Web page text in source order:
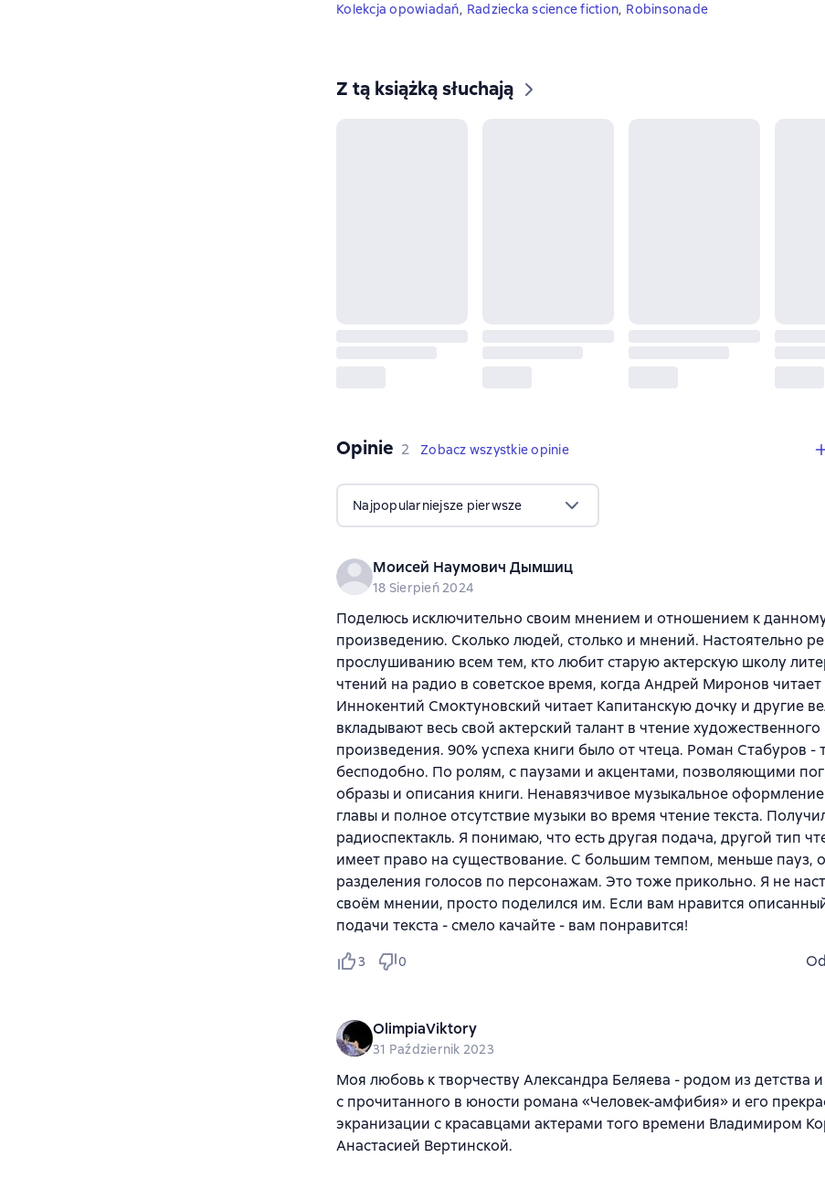
Kolekcja opowiadań, Radziecka science fiction, Robinsonade
Z tą książką słuchają
Opinie 2 opinie
2 Zobacz wszystkie opinie
Najpopularniejsze pierwsze
Моисей Наумович Дымшиц
18 Sierpień 2024
Поделюсь исключительно своим мнением и отношением к
произведению. Сколько людей, столько и мнений. Настоятельно
прослушиванию всем тем, кто любит старую актерскую школу
чтений на радио в советское время, когда Андрей Миронов читает
Иннокентий Смоктуновский читает Капитанскую дочку и другие
вкладывают весь свой актерский талант в чтение художественного
произведения. 90% успеха книги было от чтеца. Роман Стабуров -
бесподобно. По ролям, с паузами и акцентами, позволяющими
образы и описания книги. Ненавязчивое музыкальное
главы и полное отсутствие музыки во время чтение текста.
радиоспектакль. Я понимаю, что есть другая подача, другой тип
имеет право на существование. С большим темпом, меньше пауз,
разделения голосов по персонажам. Это тоже прикольно. Я не
своём мнении, просто поделился им. Если вам нравится
подачи текста - смело качайте - вам понравится!
3 0
OlimpiaViktory
31 Październik 2023
Моя любовь к творчеству Александра Беляева - родом из детства
с прочитанного в юности романа «Человек-амфибия» и его
экранизации с красавцами актерами того времени Владимиром
Анастасией Вертинской.